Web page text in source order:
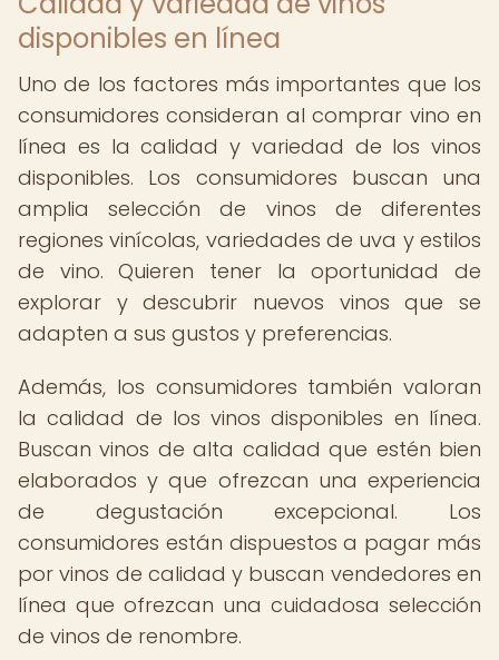
disponibles en línea
Uno de los factores más importantes que los
consumidores consideran al comprar vino en
línea es la calidad y variedad de los vinos
disponibles. Los consumidores buscan una
amplia selección de vinos de diferentes
regiones vinícolas, variedades de uva y estilos
de vino. Quieren tener la oportunidad de
explorar y descubrir nuevos vinos que se
adapten a sus gustos y preferencias.
Además, los consumidores también valoran
la calidad de los vinos disponibles en línea.
Buscan vinos de alta calidad que estén bien
elaborados y que ofrezcan una experiencia
de degustación excepcional. Los
consumidores están dispuestos a pagar más
por vinos de calidad y buscan vendedores en
línea que ofrezcan una cuidadosa selección
de vinos de renombre.